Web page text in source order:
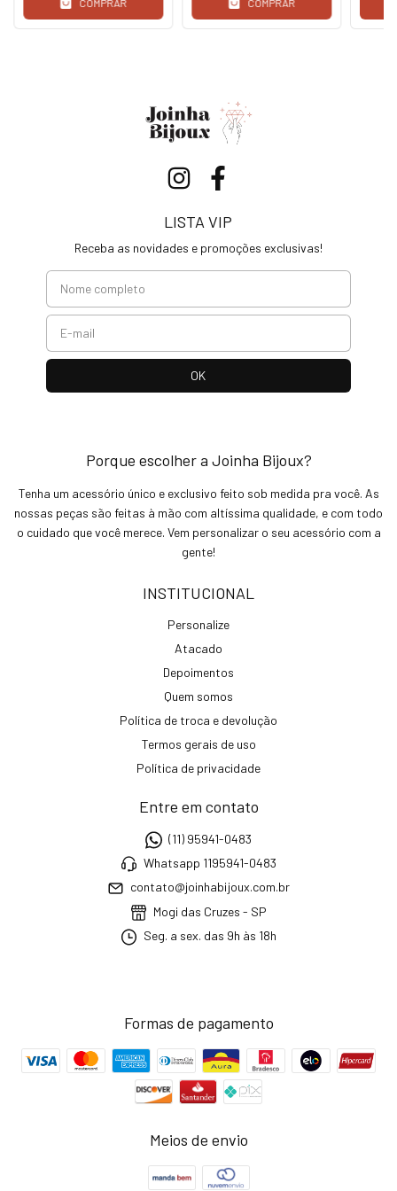
LISTA VIP
Receba as novidades e promoções exclusivas!
Porque escolher a Joinha Bijoux?
Tenha um acessório único e exclusivo feito sob medida pra você. As
nossas peças são feitas à mão com altíssima qualidade, e com todo
o cuidado que você merece. Vem personalizar o seu acessório com a
gente!
INSTITUCIONAL
Personalize
Atacado
Depoimentos
Quem somos
Política de troca e devolução
Termos gerais de uso
Política de privacidade
Entre em contato
(11) 95941-0483
Whatsapp 1195941-0483
contato@joinhabijoux.com.br
Mogi das Cruzes - SP
Seg. a sex. das 9h às 18h
Formas de pagamento
Meios de envio